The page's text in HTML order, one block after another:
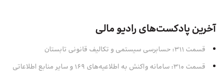
آخرین پادکست‌های رادیو مالی
قسمت 311: حسابرسی سیستمی و تکالیف قانونی تابستان
قسمت 310: سامانه واکنش به اطلاعیه‌های 169 و سایر منابع اطلاعاتی